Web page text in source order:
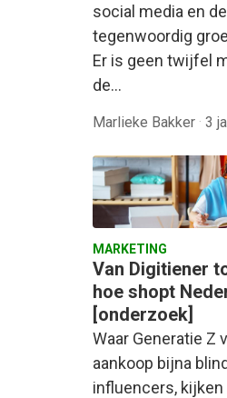
social media en
tegenwoordig
Er is geen twijfel
de…
Marlieke Bakker · 3
MARKETING
Van Digitiener
hoe shopt
[onderzoek]
Waar Generatie Z
aankoop bijna
influencers, kijken